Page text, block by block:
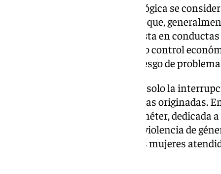
En este caso, la atención psicológica se
recuperación de las víctimas ya que,
relaciones de pareja se manifiesta en
comportamiento, abuso verbal o control
autoestima y aumentando el riesgo de
Por tanto, la intervención no es solo la
tratamiento de las consecuencias originadas.
convenio con la Asociación Deméter,
que han vivido experiencias de violencia de
psicológica a los menores de las mujeres